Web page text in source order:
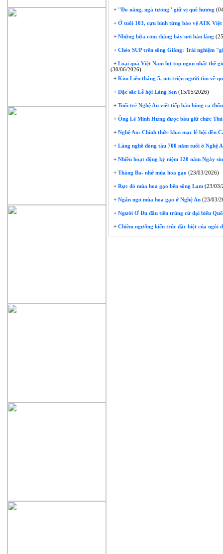
+ ''Đo nắng, ngả tương'' giữ vị quê hương
+ Ở tuổi 103, cựu binh từng bảo vệ ATK
+ Những bữa cơm tháng bảy nơi bản làng
+ Chèo SUP trên sông Giăng: Trải nghiệm
+ Loại quả Việt Nam lọt top ngon nhất thế
(30/06/2026)
+ Kim Liên tháng 5, nơi triệu người tìm về
+ Đặc sắc Lễ hội Làng Sen (15/05/2026)
+ Tuổi trẻ Nghệ An viết tiếp bản hùng ca
+ Ông Lê Minh Hưng được bầu giữ chức
+ Nghệ An: Chính thức khai mạc lễ hội đền
+ Làng nghề đóng tàu 700 năm tuổi ở
+ Nhiều hoạt động kỷ niệm 120 năm Ngày
+ Tháng Ba- nhớ mùa hoa gạo (23/03/2026)
+ Rực đỏ mùa hoa gạo bên sông Lam (23/03/
+ Ngẩn ngơ mùa hoa gạo ở Nghệ An (23/03/
+ Người Ơ Đu đầu tiên trúng cử đại biểu
+ Chiêm ngưỡng kiến trúc đặc biệt của ngôi